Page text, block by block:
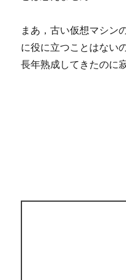
まあ，古い仮想マシン
に役に立つことはない
長年熟成してきたのに